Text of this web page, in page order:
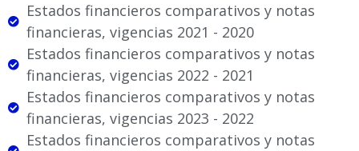
Estados financieros comparativos y notas
financieras, vigencias 2021 - 2020
Estados financieros comparativos y notas
financieras, vigencias 2022 - 2021
Estados financieros comparativos y notas
financieras, vigencias 2023 - 2022
Estados financieros comparativos y notas